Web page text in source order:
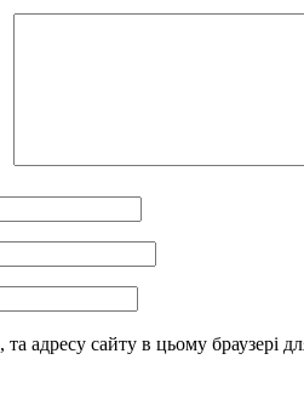
адресу сайту в цьому браузері